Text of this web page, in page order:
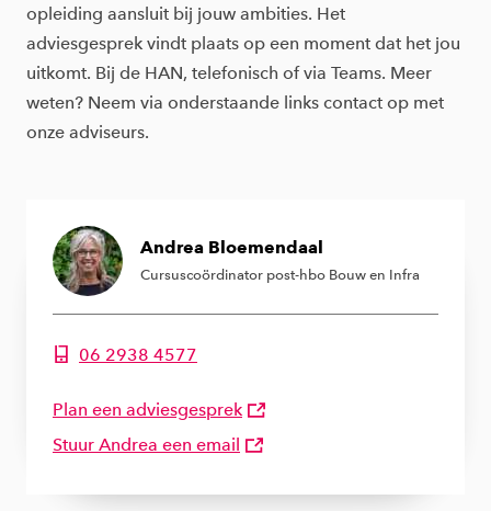
opleiding aansluit bij jouw ambities. Het
adviesgesprek vindt plaats op een moment dat het jou
uitkomt. Bij de HAN, telefonisch of via Teams. Meer
weten? Neem via onderstaande links contact op met
onze adviseurs.
Andrea Bloemendaal
Cursuscoördinator post-hbo Bouw en Infra
06 2938 4577
Telefoonnummer van Andrea Bloemendaal
Plan een adviesgesprek
Stuur Andrea een email